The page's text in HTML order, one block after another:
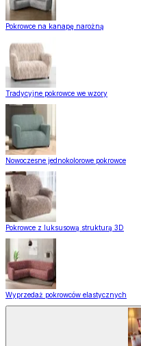
Pokrowce na kanapę narożną
Tradycyjne pokrowce we wzory
Nowoczesne jednokolorowe pokrowce
Pokrowce z luksusową strukturą 3D
Wyprzedaż pokrowców elastycznych